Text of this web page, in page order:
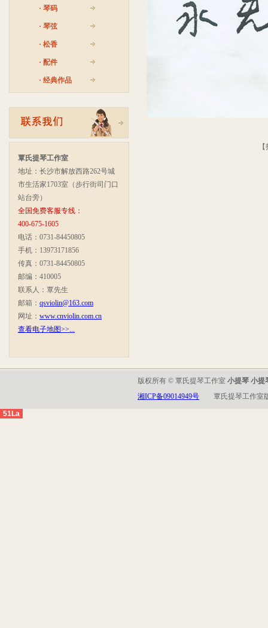
· 琴码
· 琴弦
· 松香
· 配件
· 经典作品
覃氏提琴工作室
地址：长沙市解放西路262号城
市生活家1703室（步行街司门口
站台旁）
全国免费客服专线：
400-675-1605
电话：0731-84450805
手机：13973171856
传真：0731-84450805
邮编：410005
联系人：覃先生
邮箱： qsviolin@163.com
网址： www.cnviolin.com.cn
查看电子地图>>...
【
版权所有 © 覃氏提琴工作室 小提琴 小提
湘ICP备09014949号
覃氏提琴工作室
51La